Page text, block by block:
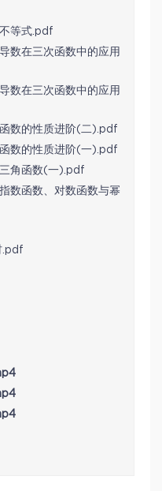
等式.pdf
数在三次函数中的应用
数在三次函数中的应用
数的性质进阶(二).pdf
数的性质进阶(一).pdf
角函数(一).pdf
数函数、对数函数与幂
.pdf